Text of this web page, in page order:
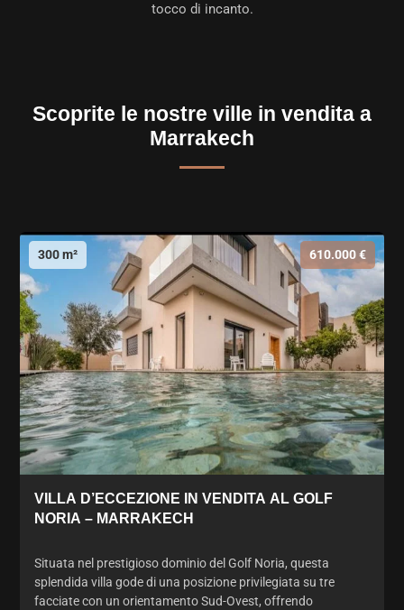
tocco di incanto.
Scoprite le nostre ville in vendita a
Marrakech
300 m² 610.000 €
VILLA D’ECCEZIONE IN VENDITA AL GOLF
NORIA – MARRAKECH
Situata nel prestigioso dominio del Golf Noria, questa
splendida villa gode di una posizione privilegiata su tre
facciate con un orientamento Sud-Ovest, offrendo